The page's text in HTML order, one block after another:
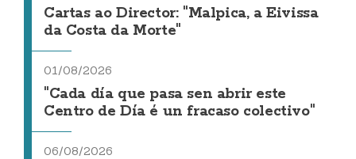
Cartas ao Director: "Malpica, a Eivissa
da Costa da Morte"
01/08/2026
"Cada día que pasa sen abrir este
Centro de Día é un fracaso colectivo"
06/08/2026